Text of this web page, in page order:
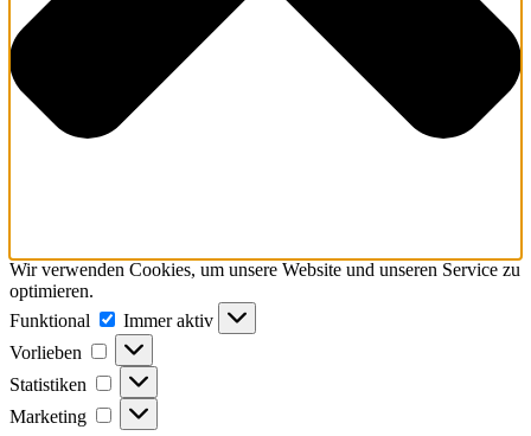
Wir verwenden Cookies, um unsere Website und unseren Service zu
optimieren.
Funktional
Funktional
Immer aktiv
Vorlieben
Vorlieben
Statistiken Statistiken
Marketing Marketing